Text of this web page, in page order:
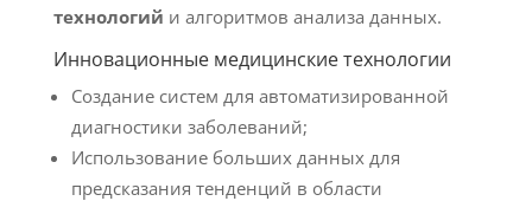
технологий и алгоритмов анализа данных.
Инновационные медицинские технологии
Создание систем для автоматизированной
диагностики заболеваний;
Использование больших данных для
предсказания тенденций в области